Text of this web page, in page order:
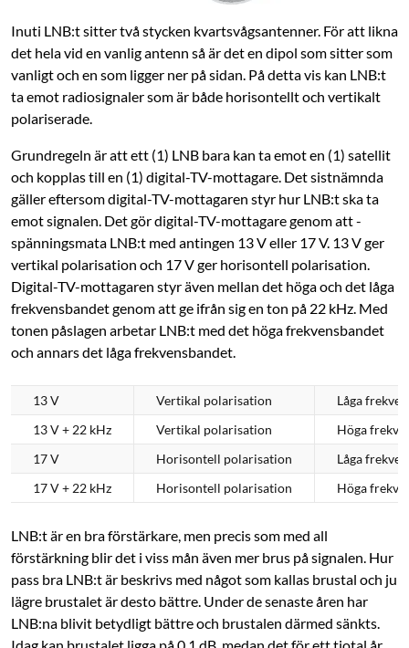
Inuti LNB:t sitter två stycken kvartsvågsantenner. För att likna
det hela vid en vanlig antenn så är det en dipol som sitter som
vanligt och en som ligger ner på sidan. På detta vis kan LNB:t
ta emot radiosignaler som är både horisontellt och vertikalt
polariserade.
Grundregeln är att ett (1) LNB bara kan ta emot en (1) satellit
och kopplas till en (1) digital-TV-mottagare. Det sistnämnda
gäller eftersom digital-TV-mottagaren styr hur LNB:t ska ta
emot signalen. Det gör digital-TV-mottagare genom att ­
spänningsmata LNB:t med antingen 13 V eller 17 V. 13 V ger
vertikal polarisation och 17 V ger ­horisontell polarisation.
Digital-TV-mottagaren styr även mellan det höga och det låga
frekvensbandet genom att ge ifrån sig en ton på 22 kHz. Med
tonen påslagen arbetar LNB:t med det höga frekvensbandet
och annars det låga frekvensbandet.
13 V Vertikal polarisation
Låga
13 V + 22 kHz
Vertikal polarisation
Höga
17 V
Horisontell polarisation
Låga
17 V + 22 kHz
Horisontell polarisation Höga
LNB:t är en bra förstärkare, men precis som med all
förstärkning blir det i viss mån även mer brus på signalen. Hur
pass bra LNB:t är beskrivs med något som kallas brustal och ju
lägre brustalet är desto bättre. Under de senaste åren har
LNB:na blivit betydligt bättre och brustalen därmed sänkts.
Idag kan brustalet ligga på 0,1 dB, medan det för ett tiotal år